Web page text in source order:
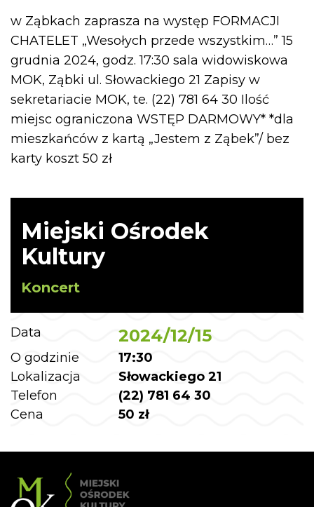
w Ząbkach zaprasza na występ FORMACJI
CHATELET „Wesołych przede wszystkim…” 15
grudnia 2024, godz. 17:30 sala widowiskowa
MOK, Ząbki ul. Słowackiego 21 Zapisy w
sekretariacie MOK, te. (22) 781 64 30 Ilość
miejsc ograniczona WSTĘP DARMOWY* *dla
mieszkańców z kartą „Jestem z Ząbek”/ bez
karty koszt 50 zł
Miejski Ośrodek
Kultury
Koncert
Data 2024/12/15
O godzinie
17:30
Lokalizacja
Słowackiego 21
Telefon
(22) 781 64 30
Cena
50 zł